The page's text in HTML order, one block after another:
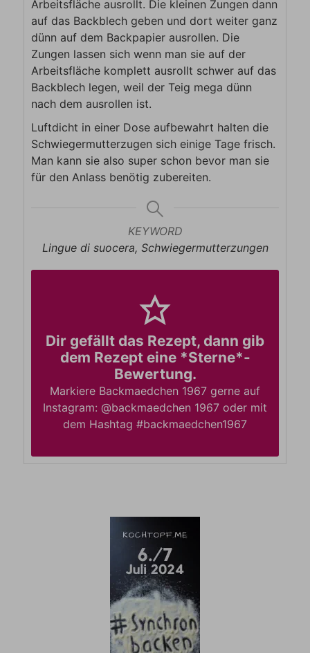
Arbeitsfläche ausrollt. Die kleinen Zungen dann
auf das Backblech geben und dort weiter ganz
dünn auf dem Backpapier ausrollen. Die
Zungen lassen sich wenn man sie auf der
Arbeitsfläche komplett ausrollt schwer auf das
Backblech legen, weil der Teig mega dünn
nach dem ausrollen ist.
Luftdicht in einer Dose aufbewahrt halten die
Schwiegermutterzugen sich einige Tage frisch.
Man kann sie also super schon bevor man sie
für den Anlass benötig zubereiten.
KEYWORD
Lingue di suocera, Schwiegermutterzungen
Dir gefällt das Rezept, dann gib
dem Rezept eine *Sterne*-
Bewertung.
Markiere Backmaedchen 1967 gerne auf
Instagram: @backmaedchen 1967 oder mit
dem Hashtag #backmaedchen1967